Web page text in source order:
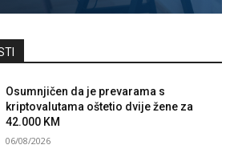
Osumnjičen da je prevarama s
kriptovalutama oštetio dvije žene za
42.000 KM
06/08/2026